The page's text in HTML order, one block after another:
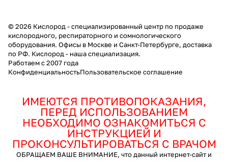
© 2026 Кислород - специализированный центр по продаже
кислородного, респираторного и сомнологического
оборудования. Офисы в Москве и Санкт-Петербурге, доставка
по РФ. Кислород - наша специализация.
Работаем с 2007 года
КонфиденциальностьПользовательское соглашение
ИМЕЮТСЯ ПРОТИВОПОКАЗАНИЯ,
ПЕРЕД ИСПОЛЬЗОВАНИЕМ
НЕОБХОДИМО ОЗНАКОМИТЬСЯ С
ИНСТРУКЦИЕЙ И
ПРОКОНСУЛЬТИРОВАТЬСЯ С ВРАЧОМ
ОБРАЩАЕМ ВАШЕ ВНИМАНИЕ, что данный интернет-сайт и